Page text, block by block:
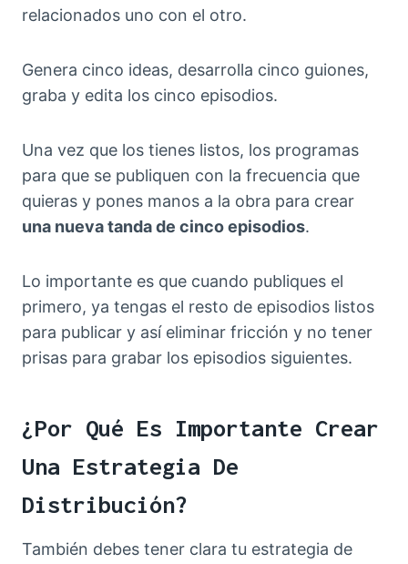
relacionados uno con el otro.
Genera cinco ideas, desarrolla cinco guiones,
graba y edita los cinco episodios.
Una vez que los tienes listos, los programas
para que se publiquen con la frecuencia que
quieras y pones manos a la obra para crear
una nueva tanda de cinco episodios.
Lo importante es que cuando publiques el
primero, ya tengas el resto de episodios listos
para publicar y así eliminar fricción y no tener
prisas para grabar los episodios siguientes.
¿Por Qué Es Importante Crear
Una Estrategia De
Distribución?
También debes tener clara tu estrategia de